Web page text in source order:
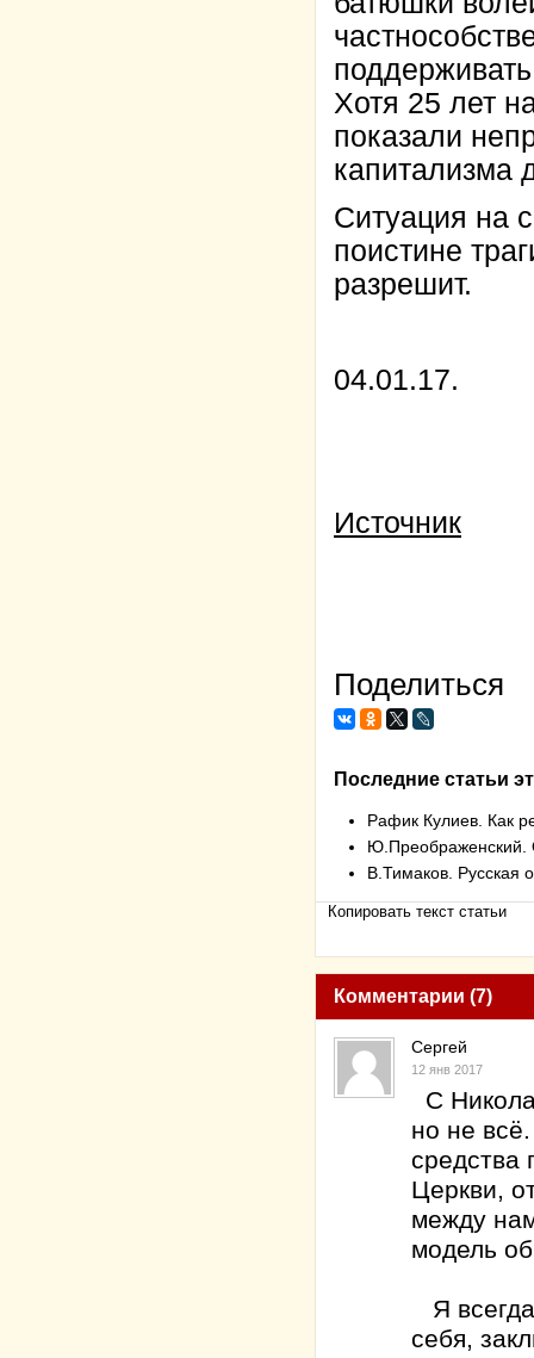
Хотя 25 лет
показали
капитализма
Ситуация на
поистине
разрешит.
04.01.17.
Источник
Поделиться
Последние статьи
Рафик Кулиев. Как
Ю.Преображенский.
В.Тимаков. Русская
Копировать текст статьи
Комментарии (7)
Сергей
12 янв 2017
С
но не
средства
Церкви,
между
модель
Я
себя,